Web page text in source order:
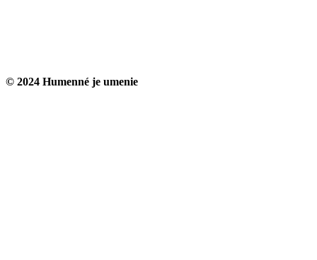
© 2024 Humenné je umenie